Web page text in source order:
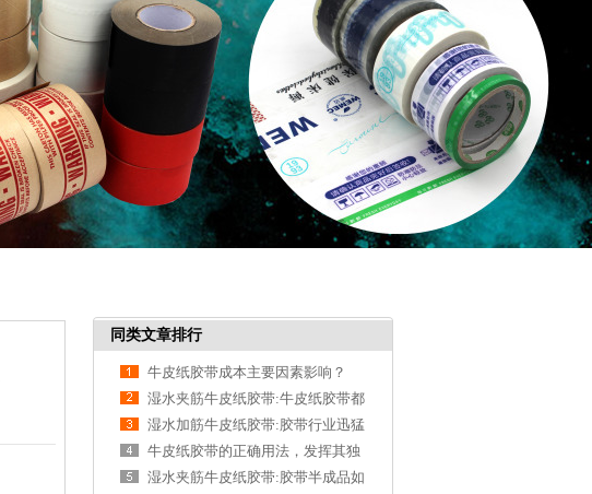
同类文章排行
牛皮纸胶带成本主要因素影响？
湿水夹筋牛皮纸胶带:牛皮纸胶带都
有哪些？
湿水加筋牛皮纸胶带:胶带行业迅猛
发展
牛皮纸胶带的正确用法，发挥其独
特优势的全面
湿水夹筋牛皮纸胶带:胶带半成品如